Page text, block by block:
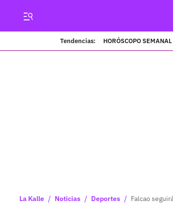
Tendencias: HORÓSCOPO SEMANAL
La Kalle / Noticias / Deportes / Falcao